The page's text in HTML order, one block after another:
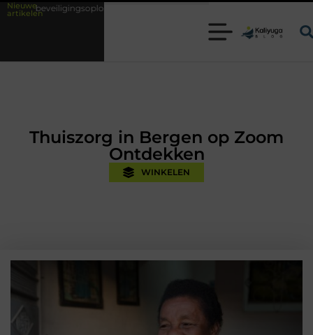
Nieuwe
artikelenmet kennis uit de praktijk
Thuiszorg in Bergen op Zoom
Ontdekken
WINKELEN